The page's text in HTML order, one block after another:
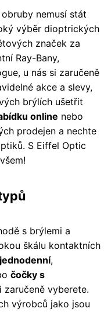
nemusí stát
výběr dioptrických
značek za
Ray-Bany,
u nás si zaručeně
akce a slevy,
brýlích ušetřit
online nebo
prodejen a nechte
S Eiffel Optic
s brýlemi a
škálu kontaktních
jednodenní,
čočky s
zaručeně vyberete.
výrobců jako jsou